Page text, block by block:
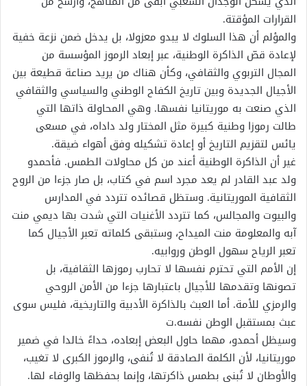
القرارات المؤقتة.
والمؤلم أن هذا السلوك لا يبدو معزولا، بل يدخل ضمن نزعة خفية
لإعادة قصّ الذاكرة الوطنية، عبر إبعاد الرموز المؤسسة من
المجال التربوي والثقافي، وكأن هناك من يريد صناعة قطيعة بين
الأجيال الجديدة وبين تاريخ الكفاح الوطني والسياسي والثقافي
الذي صنعت به موريتانيا نفسها. وهي المحاولة ذاتها التي
طالت رموزا وطنية كبيرة مثل المختار ولد داداه، في مسعى
يائس لتقزيم التاريخ أو إعادة تشكيله وفق أهواء ضيقة.
غير أن الذاكرة الوطنية أعند من كل محاولات الطمس. فأحمدو
ولد عبد القادر لم يعد مجرد اسم في كتاب، بل صار جزءا من الروح
الثقافية الموريتانية. وستظل قصائده تتردد في المدارس
والبيوت والمجالس، كما تتردد الأغنيات التي شدت بها ديمي منت
آبه والمعلومة منت الميداح، وستبقى كلماته تعبر الأجيال كما
تعبر الرياح سهول الوطن وروابيه.
إن الأمم التي تحترم نفسها لا تحارب رموزها الثقافية، بل
تصونها وتقدمها للأجيال باعتبارها جزءا من الأمن الروحي
والرمزي للأمة. أما العبث بالذاكرة الأدبية والتاريخية، فليس سوى
عبث بمستقبل الوطن نفسه.ت
وسيظل أحمدو، مهما حاول البعض إبعاده، حداءً خالدا في ضمير
موريتانيا، لأن الكلمة الصادقة لا تُنفى، والرموز الكبرى لا تغيب،
والأوطان لا تُبنى بطمس ذاكرتها، وإنما بحفظها والوفاء لها.